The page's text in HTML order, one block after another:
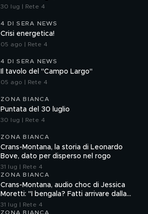
30 lug | Rete 4
4 DI SERA NEWS
Crisi energetica!
05 ago | Rete 4
4 DI SERA NEWS
Il tavolo del "Campo Largo"
05 ago | Rete 4
ZONA BIANCA
Puntata del 30 luglio
30 lug | Rete 4
ZONA BIANCA
Crans-Montana, la storia di Leonardo
Bove, dato per disperso nel rogo
31 lug | Rete 4
ZONA BIANCA
Crans-Montana, audio choc di Jessica
Moretti: "I bengala? Fatti arrivare dalla
Francia"
31 lug | Rete 4
ZONA BIANCA